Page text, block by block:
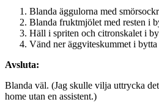
Blanda äggulorna med
Blanda fruktmjölet med resten i
Häll i spriten och citronskalet i
Vänd ner äggviteskummet i bytta
Avsluta:
Blanda väl. (Jag skulle vilja uttrycka
home utan en assistent.)